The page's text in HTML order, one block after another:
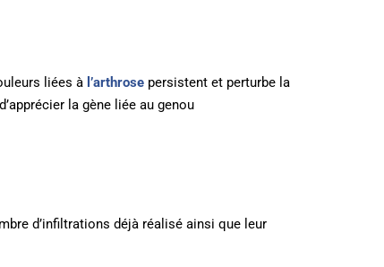
liées à l’arthrose persistent et perturbe la
la gène liée au genou
d’infiltrations déjà réalisé ainsi que leur